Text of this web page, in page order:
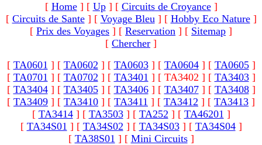
[ Home] [ Up] [ Circuits de Croyance]
[ Circuits de Sante] [ Voyage Bleu] [ Hobby Eco Nature]
[ Prix des Voyages ] [ Reservation ] [ Sitemap ]
[ Chercher ]
[ TA0601 ] [ TA0602 ] [ TA0603] [ TA0604] [ TA0605]
[ TA0701 ] [ TA0702 ] [ TA3401 ] [ TA3402 ] [ TA3403]
[ TA3404] [ TA3405] [ TA3406] [ TA3407] [ TA3408]
[ TA3409 ] [ TA3410 ] [ TA3411 ] [ TA3412 ] [ TA3413 ]
[ TA3414] [ TA3503] [ TA252 ] [ TA46201 ]
[ TA34S01 ] [ TA34S02 ] [ TA34S03] [ TA34S04]
[ TA38S01 ] [ Mini Circuits]